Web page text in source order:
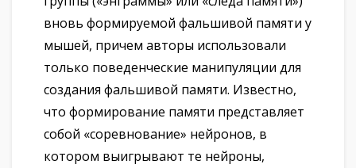
вновь формируемой фальшивой памяти у
мышей, причем авторы использовали
только поведенческие манипуляции для
создания фальшивой памяти. Известно,
что формирование памяти представляет
собой «соревнование» нейронов, в
котором выигрывают те нейроны,